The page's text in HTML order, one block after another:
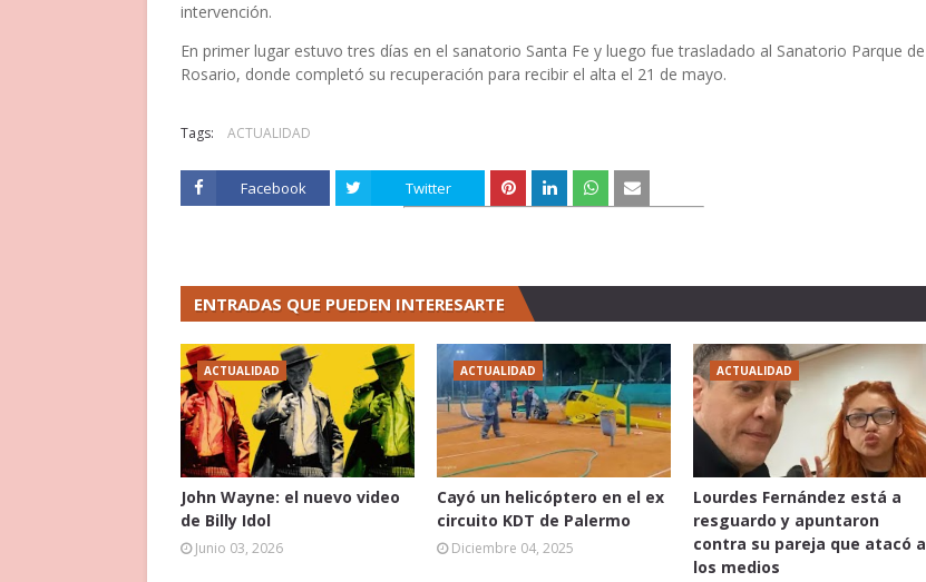
intervención.
En primer lugar estuvo tres días en el sanatorio Santa Fe y luego fue trasladado al Sanatorio Parque de
Rosario, donde completó su recuperación para recibir el alta el 21 de mayo.
Tags: ACTUALIDAD
Facebook Twitter
ENTRADAS QUE PUEDEN INTERESARTE
ACTUALIDAD
John Wayne: el nuevo video
de Billy Idol
Junio 03, 2026
ACTUALIDAD
Cayó un helicóptero en el ex
circuito KDT de Palermo
Diciembre 04, 2025
ACTUALIDAD
Lourdes Fernández está a
resguardo y apuntaron
contra su pareja que atacó a
los medios